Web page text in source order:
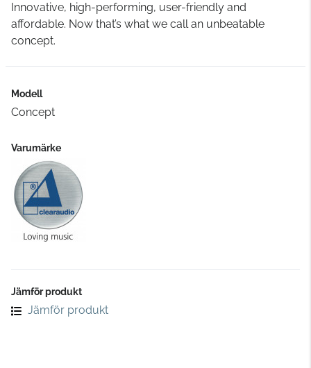
Innovative, high-performing, user-friendly and
affordable. Now that’s what we call an unbeatable
concept.
Modell
Concept
Varumärke
Jämför produkt
Jämför produkt